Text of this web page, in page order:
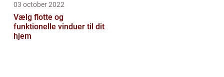
03 october 2022
Vælg flotte og
funktionelle vinduer til dit
hjem